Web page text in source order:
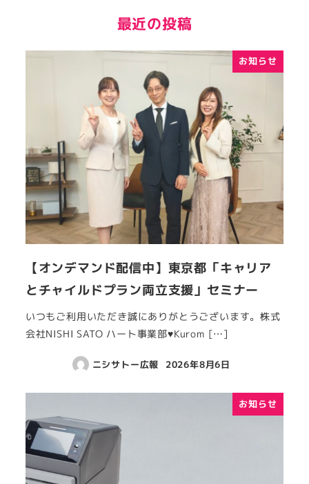
最近の投稿
お知らせ
【オンデマンド配信中】東京都「キャリア
とチャイルドプラン両立支援」セミナー
いつもご利用いただき誠にありがとうございます。株式
会社NISHI SATO ハート事業部♥Kurom […]
ニシサトー広報 2026年8月6日
お知らせ